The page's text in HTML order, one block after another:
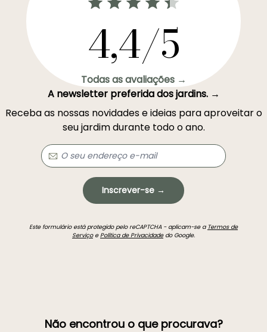
4,4/5
Todas as avaliações →
A newsletter preferida dos jardins. →
Receba as nossas novidades e ideias para aproveitar o
seu jardim durante todo o ano.
Inscrever-se →
Este formulário está protegido pelo reCAPTCHA - aplicam-se a Termos de
ServiçoePolítica de Privacidadedo Google.
Não encontrou o que procurava?